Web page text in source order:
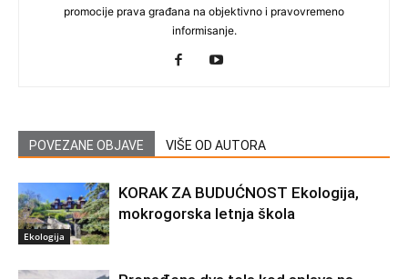
promocije prava građana na objektivno i pravovremeno
informisanje.
POVEZANE OBJAVE VIŠE OD AUTORA
Ekologija
KORAK ZA BUDUĆNOST Ekologija,
mokrogorska letnja škola